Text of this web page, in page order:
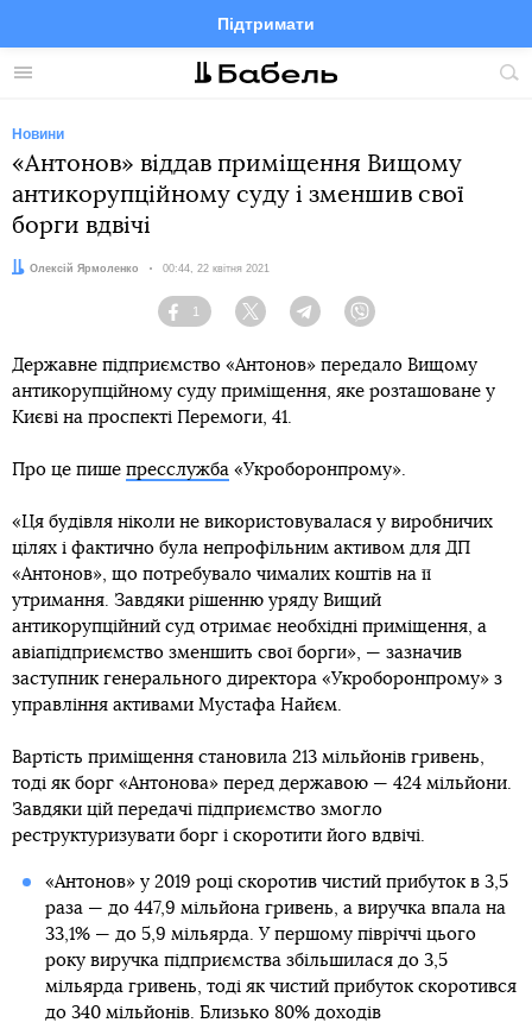
Меню
Підтримати
FacebookTelegramTwitter
Новини
«Антонов» віддав приміщення Вищому
антикорупційному суду і зменшив свої
борги вдвічі
Автор:
Олексій Ярмоленко Дата:
00:44, 22 квітня 2021
Facebook
1
Twitter TelegramViber
Державне підприємство «Антонов» передало Вищому
антикорупційному суду приміщення, яке розташоване у
Києві на проспекті Перемоги, 41.
Про це пише пресслужба «Укроборонпрому».
«Ця будівля ніколи не використовувалася у виробничих
цілях і фактично була непрофільним активом для ДП
«Антонов», що потребувало чималих коштів на її
утримання. Завдяки рішенню уряду Вищий
антикорупційний суд отримає необхідні приміщення, а
авіапідприємство зменшить свої борги», — зазначив
заступник генерального директора «Укроборонпрому» з
управління активами Мустафа Найєм.
Вартість приміщення становила 213 мільйонів гривень,
тоді як борг «Антонова» перед державою — 424 мільйони.
Завдяки цій передачі підприємство змогло
реструктуризувати борг і скоротити його вдвічі.
«Антонов» у 2019 році скоротив чистий прибуток в 3,5
раза — до 447,9 мільйона гривень, а виручка впала на
33,1% — до 5,9 мільярда. У першому півріччі цього
року виручка підприємства збільшилася до 3,5
мільярда гривень, тоді як чистий прибуток скоротився
до 340 мільйонів. Близько 80% доходів